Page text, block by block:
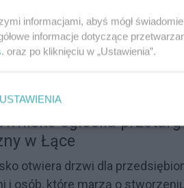
odtwórcach roli i zobacz
serii.
ogłosiła
w Łące
otwiera drzwi dla
i osób, które marzą o
informacjami, abyś mógł
informacje dotyczące
. oraz po kliknięciu w „Ustawienia”.
USTAWIENIA